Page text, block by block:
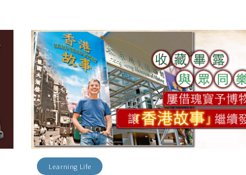
Learning Life